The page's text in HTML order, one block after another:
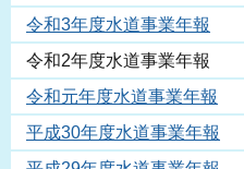
令和3年度水道事業年報
令和2年度水道事業年報
令和元年度水道事業年報
平成30年度水道事業年報